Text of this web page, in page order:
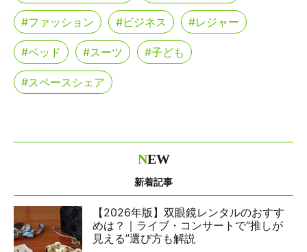
#ファッション #ビジネス #レジャー
#ベッド #スーツ #子ども
#スペースシェア
NEW
新着記事
【2026年版】双眼鏡レンタルのおすす
めは？｜ライブ・コンサートで“推しが
見える”選び方も解説